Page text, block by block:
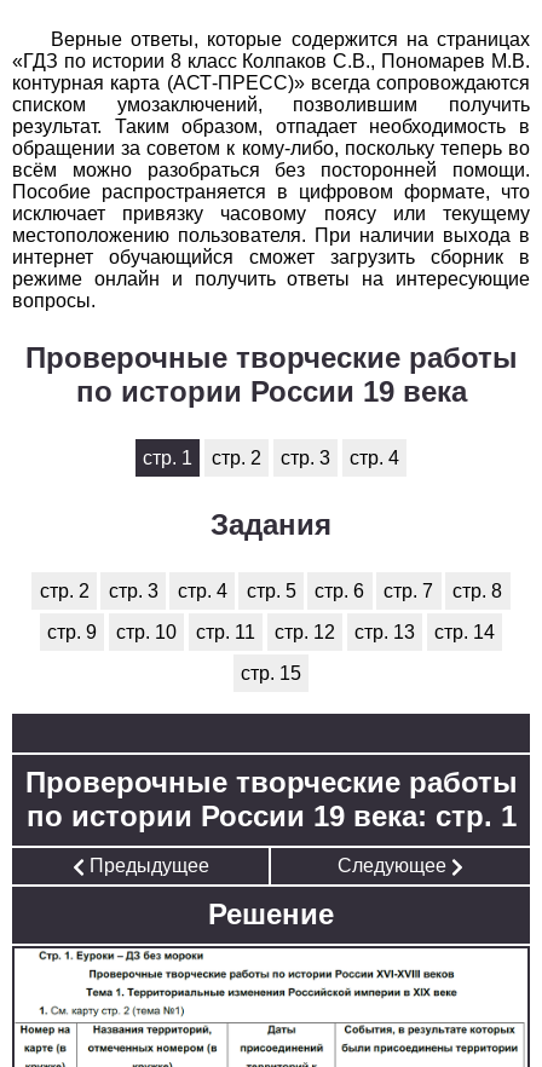
Черчение
1
2 3 4 5 6 7 8 9 10
11
Экология
1
2 3 4 6 7 8 9 10
11
Экономика
Верные ответы, которые содержится на страницах
«ГДЗ по истории 8 класс Колпаков С.В., Пономарев М.В.
контурная карта (АСТ-ПРЕСС)» всегда сопровождаются
списком умозаключений, позволившим получить
результат. Таким образом, отпадает необходимость в
обращении за советом к кому-либо, поскольку теперь во
всём можно разобраться без посторонней помощи.
Пособие распространяется в цифровом формате, что
исключает привязку часовому поясу или текущему
местоположению пользователя. При наличии выхода в
интернет обучающийся сможет загрузить сборник в
режиме онлайн и получить ответы на интересующие
вопросы.
Проверочные творческие работы
по истории России 19 века
стр. 1 стр. 2 стр. 3 стр. 4
Задания
стр. 2 стр. 3 стр. 4 стр. 5 стр. 6 стр. 7
стр. 8
стр. 9
стр. 10 стр. 11 стр. 12 стр. 13
стр. 14
стр. 15
Проверочные творческие работы
по истории России 19 века: стр. 1
Предыдущее Следующее
Решение